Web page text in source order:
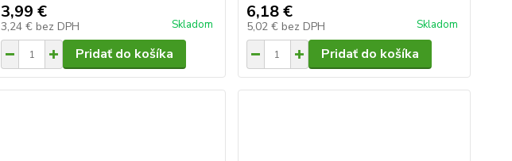
3,99 €
3,24 € bez DPH Skladom
Pridať do košíka
6,18 €
5,02 € bez DPH Skladom
Pridať do košíka